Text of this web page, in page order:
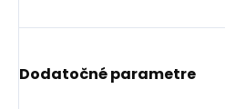
Dodatočné parametre